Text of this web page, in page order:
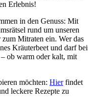
Erlebnis!
in den Genuss: Mit
rund um unseren
Mitraten ein. Wer das
Kräuterbeet und darf bei
– ob warm oder kalt, mit
möchten: Hierfindet
leckere Rezepte zu